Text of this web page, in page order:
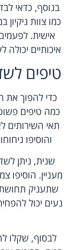
בנוסף, כדאי
כמו צוות
אישית.
איכותיים
טיפים
כדי להפוך את
כמה טיפים
תאי השירותים
והוסיפו
שנית, ניתן
מעניין. הוסיפו
שתעניק תחושת
נעים יכול
לבסוף, שקלו